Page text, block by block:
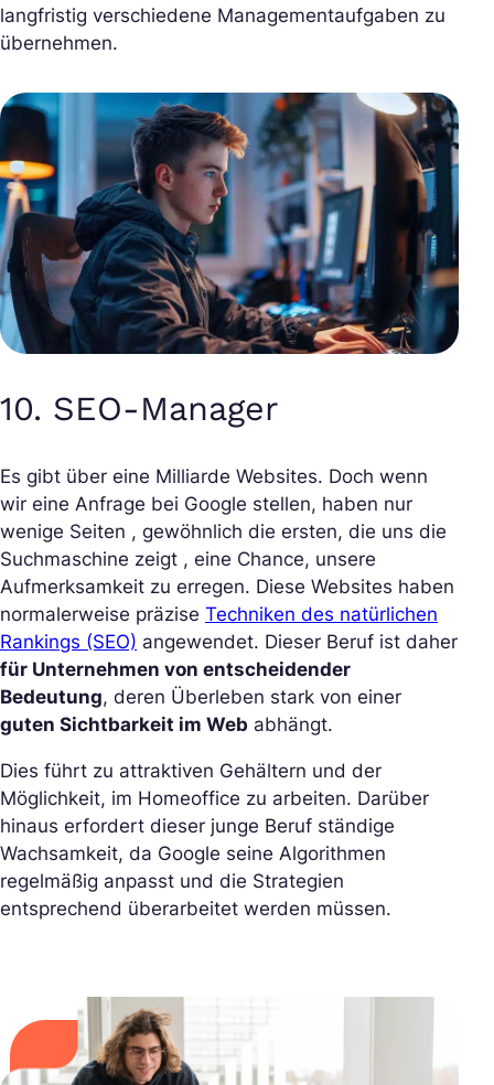
langfristig verschiedene Managementaufgaben zu
übernehmen.
10. SEO-Manager
Es gibt über eine Milliarde Websites. Doch wenn
wir eine Anfrage bei Google stellen, haben nur
wenige Seiten , gewöhnlich die ersten, die uns die
Suchmaschine zeigt , eine Chance, unsere
Aufmerksamkeit zu erregen. Diese Websites haben
normalerweise präzise Techniken des natürlichen
Rankings (SEO) angewendet. Dieser Beruf ist daher
für Unternehmen von entscheidender
Bedeutung, deren Überleben stark von einer
guten Sichtbarkeit im Web abhängt.
Dies führt zu attraktiven Gehältern und der
Möglichkeit, im Homeoffice zu arbeiten. Darüber
hinaus erfordert dieser junge Beruf ständige
Wachsamkeit, da Google seine Algorithmen
regelmäßig anpasst und die Strategien
entsprechend überarbeitet werden müssen.